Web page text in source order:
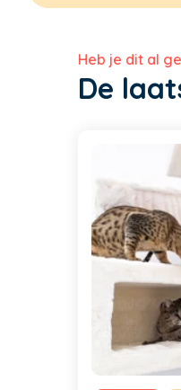
Heb je dit al
De